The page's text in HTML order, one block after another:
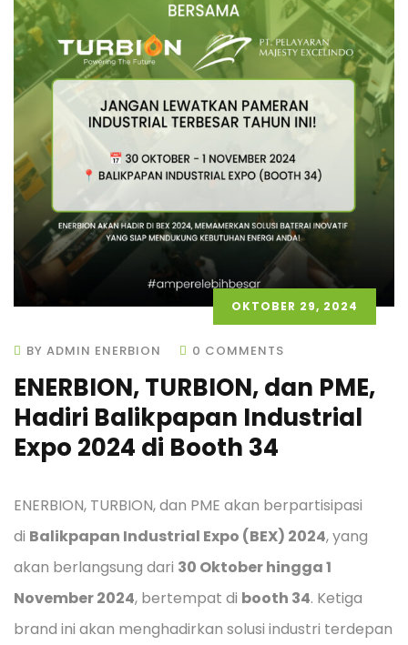
OKTOBER 29, 2024
BY ADMIN ENERBION 0 COMMENTS
ENERBION, TURBION, dan PME,
Hadiri Balikpapan Industrial
Expo 2024 di Booth 34
ENERBION, TURBION, dan PME akan berpartisipasi
di Balikpapan Industrial Expo (BEX) 2024, yang
akan berlangsung dari 30 Oktober hingga 1
November 2024, bertempat di booth 34. Ketiga
brand ini akan menghadirkan solusi industri terdepan